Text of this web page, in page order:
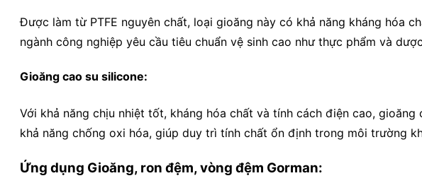
Được làm từ PTFE nguyên chất, loại gioăng này có khả năng kháng hóa
ngành công nghiệp yêu cầu tiêu chuẩn vệ sinh cao như thực phẩm và
Gioăng cao su silicone:
Với khả năng chịu nhiệt tốt, kháng hóa chất và tính cách điện cao,
khả năng chống oxi hóa, giúp duy trì tính chất ổn định trong môi trường
Ứng dụng Gioăng, ron đệm, vòng đệm Gorman: